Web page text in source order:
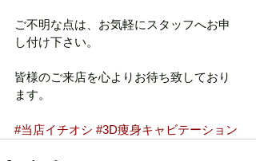
ご不明な点は、お気軽にスタッフへお申
し付け下さい。
皆様のご来店を心よりお待ち致しており
ます。
#当店イチオシ #3D痩身キャビテーション